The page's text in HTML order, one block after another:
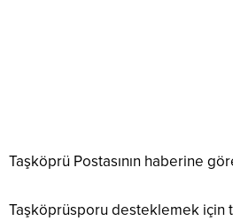
Taşköprü Postasının haberine
Taşköprüsporu desteklemek için